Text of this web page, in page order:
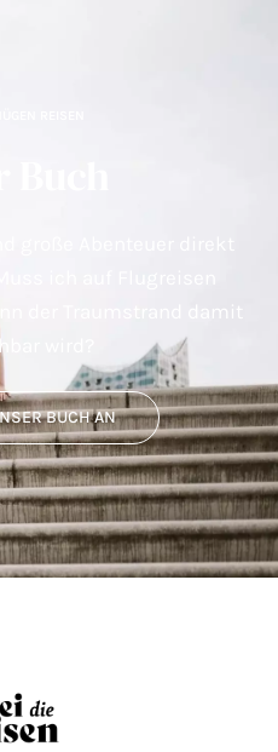
große Abenteuer direkt
ich auf Flugreisen
der Traumstrand damit
wird?
BUCH AN